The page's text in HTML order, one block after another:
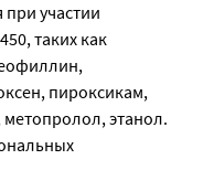
участии
таких как
пироксикам,
этанол.